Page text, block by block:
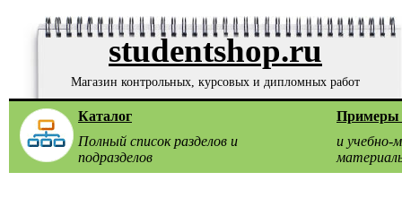
studentshop.ru
Магазин контрольных, курсовых и дипломных работ
Каталог
Полный список разделов и
подразделов
Примеры
и учебно-